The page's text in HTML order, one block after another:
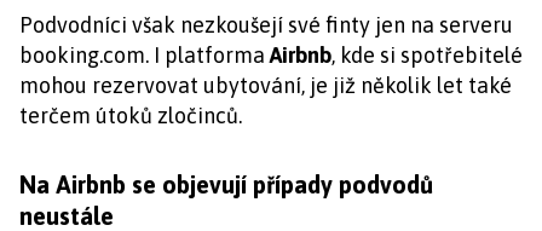
Podvodníci však nezkoušejí své finty jen na serveru
booking.com. I platformaAirbnb, kde si spotřebitelé
mohou rezervovat ubytování, je již několik let také
terčem útoků zločinců.
Na Airbnb se objevují případy podvodů
neustále